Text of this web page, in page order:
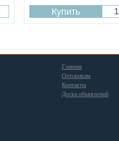
Главная
Оптовикам
Контакты
Доска объявлений